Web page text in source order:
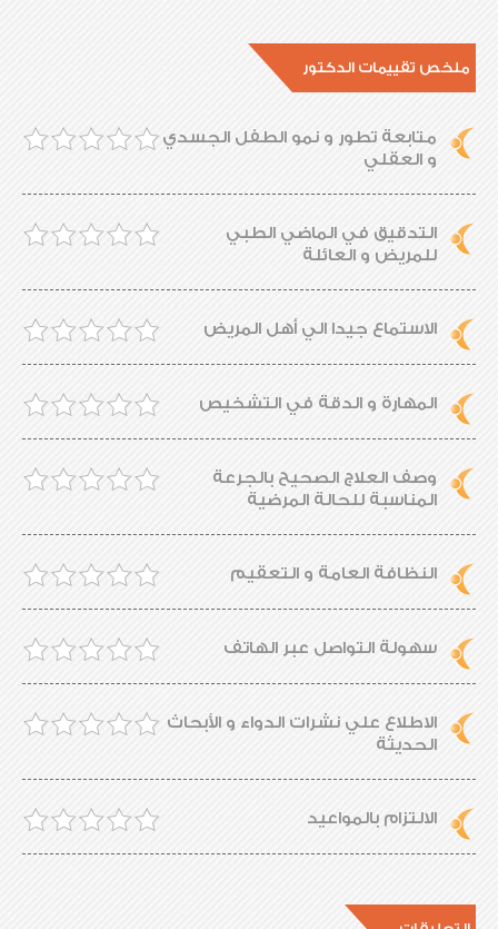
ملخص تقييمات الدكتور
متابعة تطور و نمو الطفل الجسدي
و العقلي
التدقيق في الماضي الطبي
للمريض و العائلة
الاستماع جيدا الي أهل المريض
المهارة و الدقة في التشخيص
وصف العلاج الصحيح بالجرعة
المناسبة للحالة المرضية
النظافة العامة و التعقيم
سهولة التواصل عبر الهاتف
الاطلاع علي نشرات الدواء و الأبحاث
الحديثة
الالتزام بالمواعيد